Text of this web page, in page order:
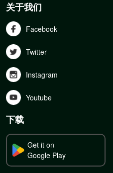
关于我们
Facebook
Twitter
Instagram
Youtube
下载
Get it on
Google Play